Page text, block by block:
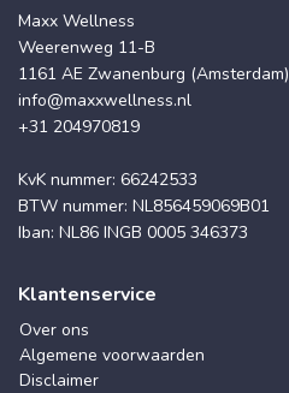
Maxx Wellness
Weerenweg 11-B
1161 AE Zwanenburg (Amsterdam)
info@maxxwellness.nl
+31 204970819
KvK nummer: 66242533
BTW nummer: NL856459069B01
Iban: NL86 INGB 0005 346373
Klantenservice
Over ons
Algemene voorwaarden
Disclaimer